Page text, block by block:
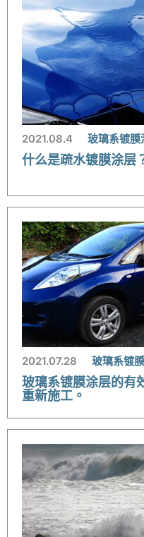
2021.08.4 玻璃系镀膜
什么是疏水镀膜涂层
2021.07.28 玻璃系镀
玻璃系镀膜涂层的有
重新施工。